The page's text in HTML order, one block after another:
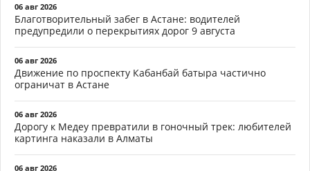
06 авг 2026
Благотворительный забег в Астане: водителей
предупредили о перекрытиях дорог 9 августа
06 авг 2026
Движение по проспекту Кабанбай батыра частично
ограничат в Астане
06 авг 2026
Дорогу к Медеу превратили в гоночный трек: любителей
картинга наказали в Алматы
06 авг 2026